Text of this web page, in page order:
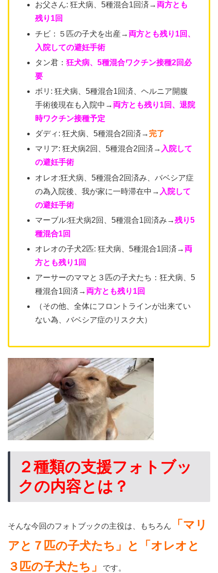
お父さん: 狂犬病、5種混合1回済→ 両方とも
残り1回
チビ：５匹の子犬を出産→ 両方とも残り1回、
入院しての避妊手術
タン君：狂犬病、5種混合ワクチン接種2回必
要
ボリ: 狂犬病、5種混合1回済、ヘルニア開腹
手術後現在も入院中→ 両方とも残り1回、退院
時ワクチン接種予定
ダディ: 狂犬病、5種混合2回済→ 完了
マリア: 狂犬病2回、5種混合2回済→ 入院して
の避妊手術
オレオ:狂犬病、5種混合2回済み、バベシア症
の為入院後、我が家に一時滞在中→ 入院して
の避妊手術
マーブル:狂犬病2回、5種混合1回済み→残り5
種混合1回
オレオの子犬2匹: 狂犬病、5種混合1回済→ 両
方とも残り1回
アーサーのママと３匹の子犬たち：狂犬病、5
種混合1回済→ 両方とも残り1回
（その他、全体にフロントラインが出来てい
ない為、バベシア症のリスク大）
２種類の支援フォトブッ
クの内容とは？
そんな今回のフォトブックの主役は、もちろん
「マリ
アと７匹の子犬たち」と「オレオと
３匹の子犬たち」
です。